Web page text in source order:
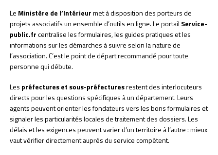
Le Ministère de l’Intérieurmet à disposition des porteurs de
projets associatifs un ensemble d’outils en ligne. Le portail Service-
public.frcentralise les formulaires, les guides pratiques et les
informations sur les démarches à suivre selon la nature de
l’association. C’est le point de départ recommandé pour toute
personne qui débute.
Les préfectures et sous-préfecturesrestent des interlocuteurs
directs pour les questions spécifiques à un département. Leurs
agents peuvent orienter les fondateurs vers les bons formulaires et
signaler les particularités locales de traitement des dossiers. Les
délais et les exigences peuvent varier d’un territoire à l’autre : mieux
vaut vérifier directement auprès du service compétent.